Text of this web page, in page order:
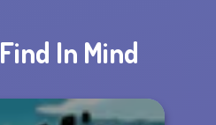
Find In Mind